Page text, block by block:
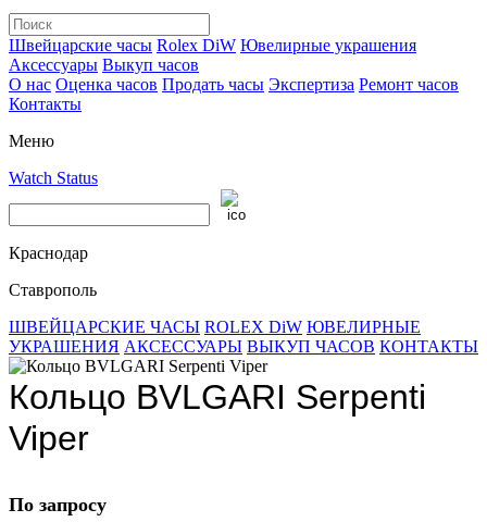
Швейцарские часы Rolex DiW Ювелирные украшения
Аксессуары Выкуп часов
О нас Оценка часов Продать часы Экспертиза Ремонт часов
Контакты
Меню
Watch Status
Краснодар
Ставрополь
ШВЕЙЦАРСКИЕ ЧАСЫ ROLEX DiW ЮВЕЛИРНЫЕ
УКРАШЕНИЯ АКСЕССУАРЫ ВЫКУП ЧАСОВ КОНТАКТЫ
Кольцо BVLGARI Serpenti
Viper
По запросу